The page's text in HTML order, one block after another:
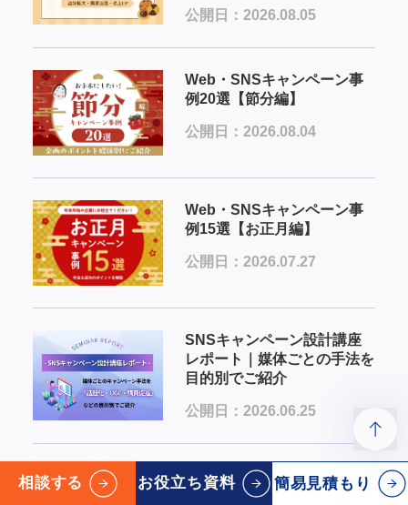
公開日：2026.08.05
Web・SNSキャンペーン事
例20選【節分編】
公開日：2026.08.04
Web・SNSキャンペーン事
例15選【お正月編】
公開日：2026.07.27
SNSキャンペーン設計講座
レポート｜媒体ごとの手法を
目的別でご紹介
公開日：2026.06.25
化粧品キャンペーン事例12
選｜SNS・Web・LINEの活
相談する お役立ち資料 簡易見積もり